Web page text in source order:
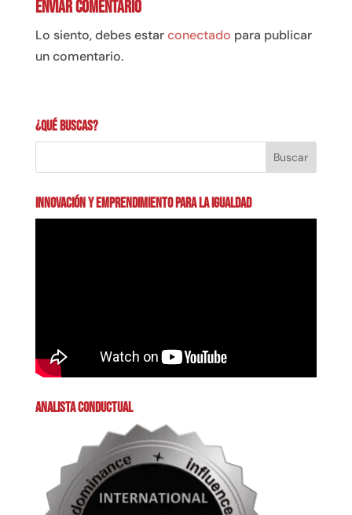
Enviar comentario
Lo siento, debes estarconectado para publicar
un comentario.
¿Qué buscas?
INNOVACIÓN Y EMPRENDIMIENTO PARA LA IGUALDAD
ANALISTA CONDUCTUAL